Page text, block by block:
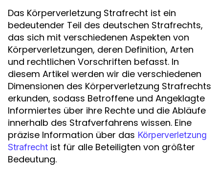
Das Körperverletzung Strafrecht ist ein
bedeutender Teil des deutschen Strafrechts,
das sich mit verschiedenen Aspekten von
Körperverletzungen, deren Definition, Arten
und rechtlichen Vorschriften befasst. In
diesem Artikel werden wir die verschiedenen
Dimensionen des Körperverletzung Strafrechts
erkunden, sodass Betroffene und Angeklagte
Informiertes über ihre Rechte und die Abläufe
innerhalb des Strafverfahrens wissen. Eine
präzise Information über das Körperverletzung
Strafrecht ist für alle Beteiligten von größter
Bedeutung.